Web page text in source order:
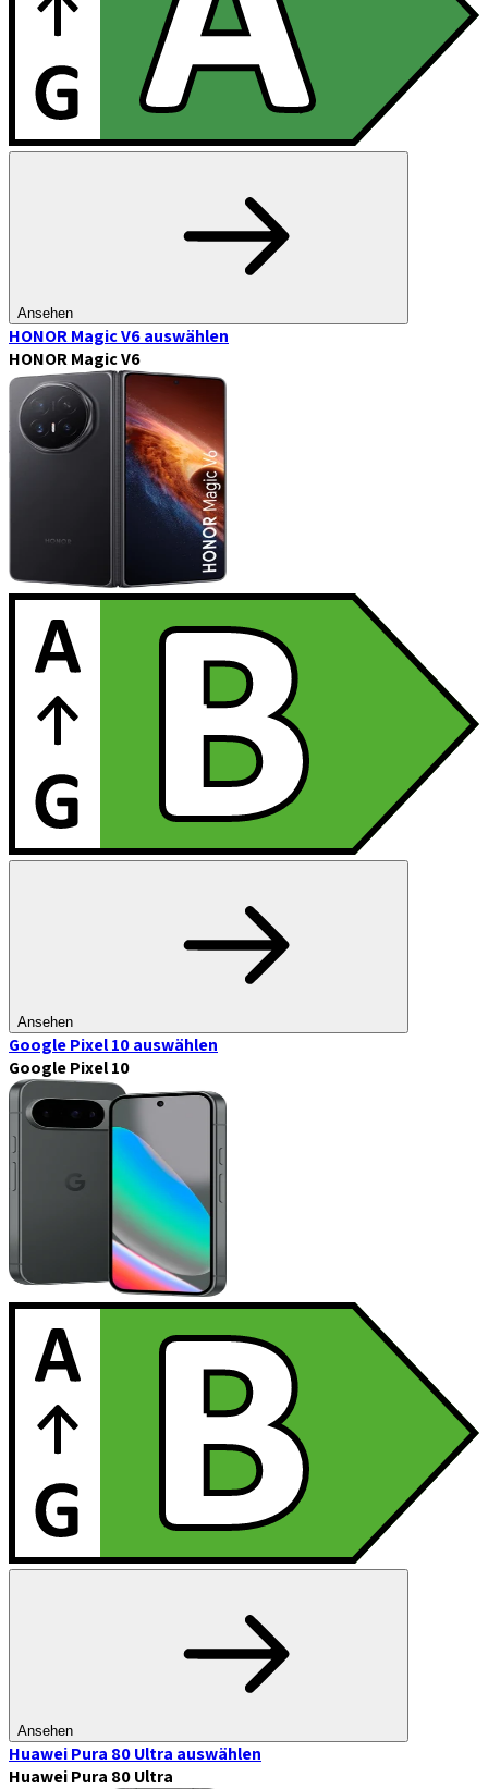
Ansehen
HONOR Magic V6auswählen
HONOR Magic V6
Ansehen
Google Pixel 10auswählen
Google Pixel 10
Ansehen
Huawei Pura 80 Ultra auswählen
Huawei Pura 80 Ultra